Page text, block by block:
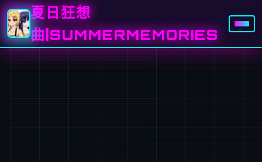
夏日狂想
曲|SUMMERMEMORIES